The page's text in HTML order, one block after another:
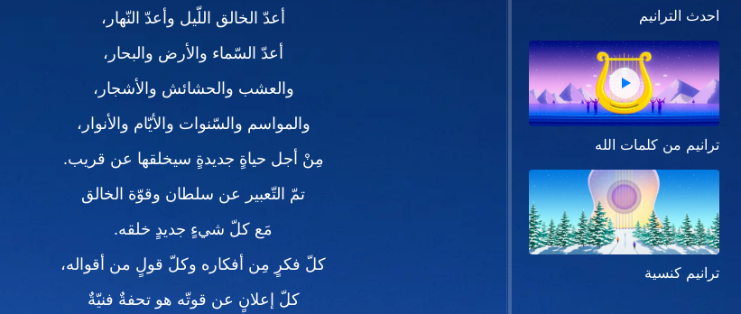
احدث الترانيم
ترانيم من كلمات الله
ترانيم كنسية
أعدّ الخالق اللّيل وأعدّ النّهار،
أعدّ السّماء والأرض والبحار،
والعشب والحشائش والأشجار،
والمواسم والسّنوات والأيّام والأنوار،
مِنْ أجل حياةٍ جديدةٍ سيخلقها عن قريب.
تمّ التّعبير عن سلطان وقوّة الخالق
مَع كلّ شيءٍ جديدٍ خلقه.
كلّ فكرٍ مِن أفكاره وكلّ قولٍ من أقواله،
كلّ إعلانٍ عن قوتّه هو تحفةٌ فنيّةٌ